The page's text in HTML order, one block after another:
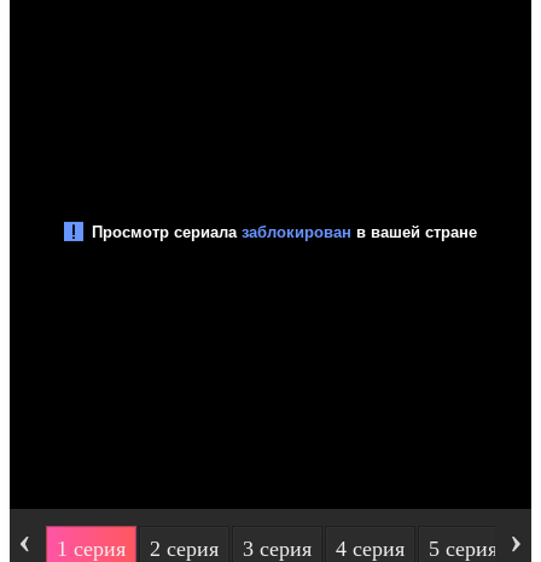
‹ 1 серия 2 серия 3 серия 4 серия 5 серия ›